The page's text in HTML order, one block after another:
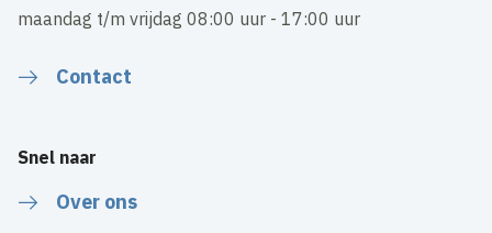
maandag t/m vrijdag 08:00 uur - 17:00 uur
Contact
Snel naar
Over ons